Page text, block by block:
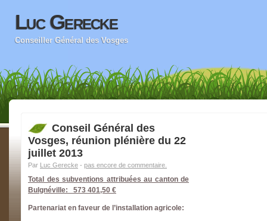
Luc Gerecke
Conseiller Général des Vosges
Conseil Général des
Vosges, réunion plénière du 22
juillet 2013
Par Luc Gerecke - pas encore de commentaire.
Total des subventions attribuées au canton de
Bulgnéville: 573 401,50 €
Partenariat en faveur de l’installation agricole: